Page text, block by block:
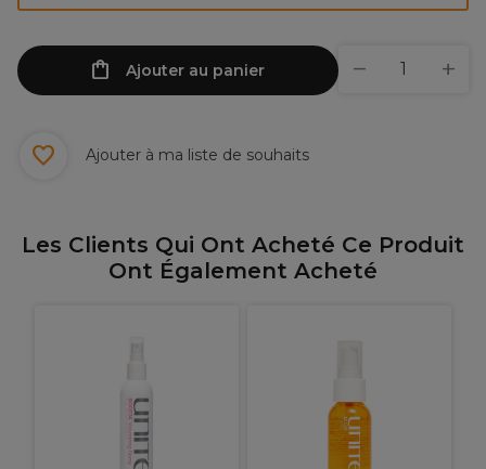
Ajouter au panier
Ajouter à ma liste de souhaits
Les Clients Qui Ont Acheté Ce Produit
Ont Également Acheté